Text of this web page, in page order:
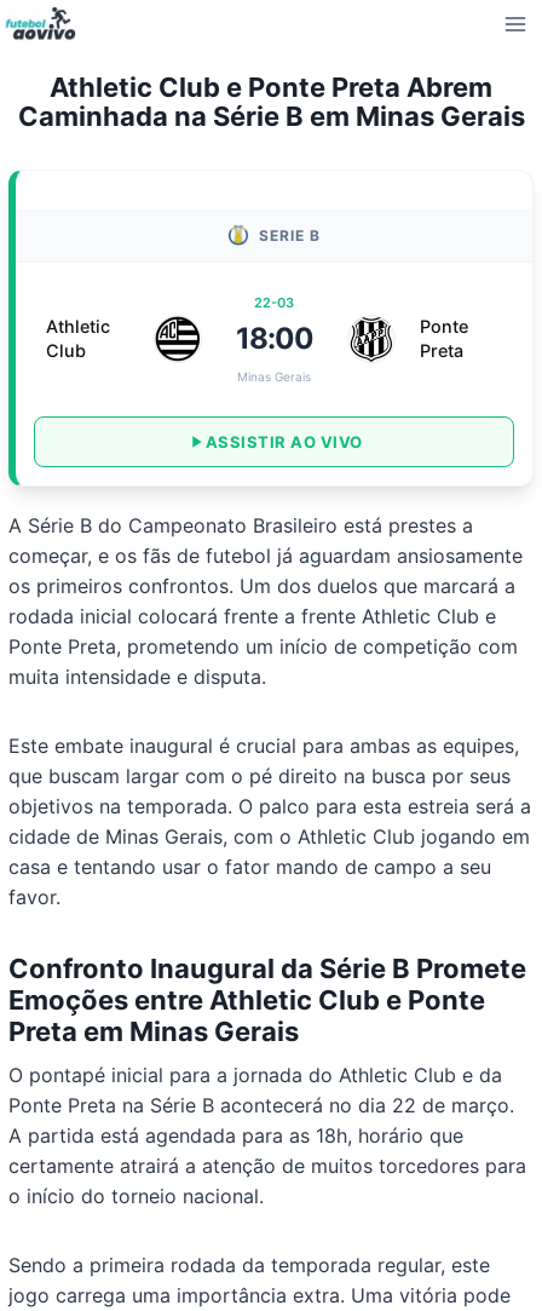
Pular
para
Conteúdo
Athletic Club e Ponte Preta Abrem
Caminhada na Série B em Minas Gerais
SERIE B
Athletic
Club
22-03
18:00
Minas Gerais
Ponte
Preta
ASSISTIR AO VIVO
A Série B do Campeonato Brasileiro está prestes a
começar, e os fãs de futebol já aguardam ansiosamente
os primeiros confrontos. Um dos duelos que marcará a
rodada inicial colocará frente a frente Athletic Club e
Ponte Preta, prometendo um início de competição com
muita intensidade e disputa.
Este embate inaugural é crucial para ambas as equipes,
que buscam largar com o pé direito na busca por seus
objetivos na temporada. O palco para esta estreia será a
cidade de Minas Gerais, com o Athletic Club jogando em
casa e tentando usar o fator mando de campo a seu
favor.
Confronto Inaugural da Série B Promete
Emoções entre Athletic Club e Ponte
Preta em Minas Gerais
O pontapé inicial para a jornada do Athletic Club e da
Ponte Preta na Série B acontecerá no dia 22 de março.
A partida está agendada para as 18h, horário que
certamente atrairá a atenção de muitos torcedores para
o início do torneio nacional.
Sendo a primeira rodada da temporada regular, este
jogo carrega uma importância extra. Uma vitória pode